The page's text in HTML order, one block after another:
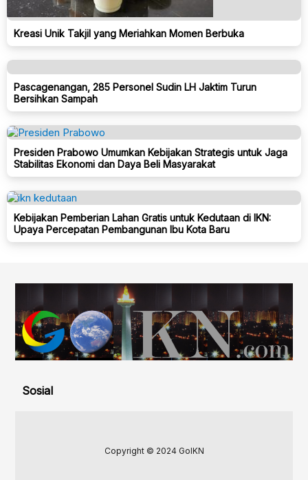
Kreasi Unik Takjil yang Meriahkan Momen Berbuka
Pascagenangan, 285 Personel Sudin LH Jaktim Turun
Bersihkan Sampah
Presiden Prabowo Umumkan Kebijakan Strategis untuk Jaga
Stabilitas Ekonomi dan Daya Beli Masyarakat
Kebijakan Pemberian Lahan Gratis untuk Kedutaan di IKN:
Upaya Percepatan Pembangunan Ibu Kota Baru
Sosial
Copyright © 2024 GoIKN